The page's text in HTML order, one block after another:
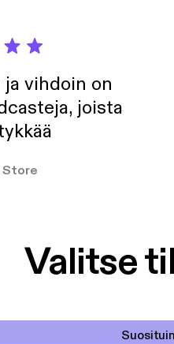
vihdoin on
joista
Store
Valitse